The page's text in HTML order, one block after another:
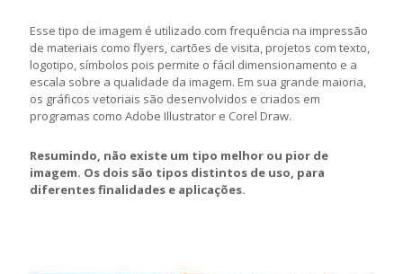
Esse tipo de imagem é utilizado com frequência na impressão
de materiais como flyers, cartões de visita, projetos com texto,
logotipo, símbolos pois permite o fácil dimensionamento e a
escala sobre a qualidade da imagem. Em sua grande maioria,
os gráficos vetoriais são desenvolvidos e criados em
programas como Adobe Illustrator e Corel Draw.
Resumindo, não existe um tipo melhor ou pior de
imagem. Os dois são tipos distintos de uso, para
diferentes finalidades e aplicações.